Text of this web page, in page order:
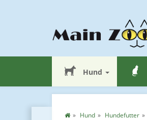
Hund
Hund Hundefutter